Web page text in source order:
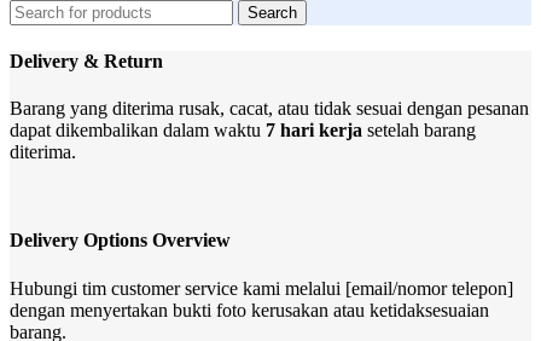
Search
Delivery & Return
Barang yang diterima rusak, cacat, atau tidak sesuai dengan pesanan
dapat dikembalikan dalam waktu 7 hari kerja setelah barang
diterima.
Delivery Options Overview
Hubungi tim customer service kami melalui [email/nomor telepon]
dengan menyertakan bukti foto kerusakan atau ketidaksesuaian
barang.